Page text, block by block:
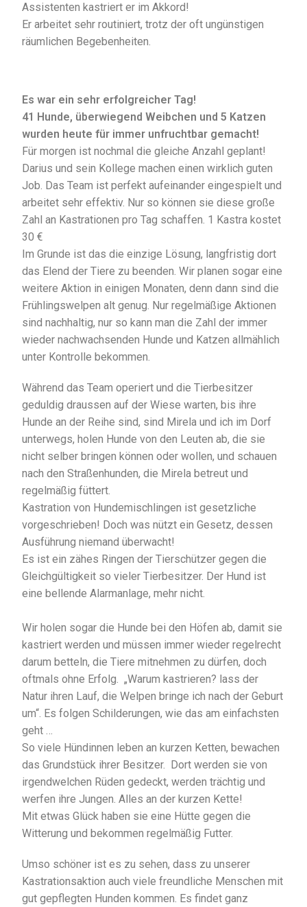
Assistenten kastriert er im Akkord!
Er arbeitet sehr routiniert, trotz der oft ungünstigen
räumlichen Begebenheiten.
Es war ein sehr erfolgreicher Tag!
41 Hunde, überwiegend Weibchen und 5 Katzen
wurden heute für immer unfruchtbar gemacht!
Für morgen ist nochmal die gleiche Anzahl geplant!
Darius und sein Kollege machen einen wirklich guten
Job. Das Team ist perfekt aufeinander eingespielt und
arbeitet sehr effektiv. Nur so können sie diese große
Zahl an Kastrationen pro Tag schaffen. 1 Kastra kostet
30 €
Im Grunde ist das die einzige Lösung, langfristig dort
das Elend der Tiere zu beenden. Wir planen sogar eine
weitere Aktion in einigen Monaten, denn dann sind die
Frühlingswelpen alt genug. Nur regelmäßige Aktionen
sind nachhaltig, nur so kann man die Zahl der immer
wieder nachwachsenden Hunde und Katzen allmählich
unter Kontrolle bekommen.
Während das Team operiert und die Tierbesitzer
geduldig draussen auf der Wiese warten, bis ihre
Hunde an der Reihe sind, sind Mirela und ich im Dorf
unterwegs, holen Hunde von den Leuten ab, die sie
nicht selber bringen können oder wollen, und schauen
nach den Straßenhunden, die Mirela betreut und
regelmäßig füttert.
Kastration von Hundemischlingen ist gesetzliche
vorgeschrieben! Doch was nützt ein Gesetz, dessen
Ausführung niemand überwacht!
Es ist ein zähes Ringen der Tierschützer gegen die
Gleichgültigkeit so vieler Tierbesitzer. Der Hund ist
eine bellende Alarmanlage, mehr nicht.
Wir holen sogar die Hunde bei den Höfen ab, damit sie
kastriert werden und müssen immer wieder regelrecht
darum betteln, die Tiere mitnehmen zu dürfen, doch
oftmals ohne Erfolg. „Warum kastrieren? lass der
Natur ihren Lauf, die Welpen bringe ich nach der Geburt
um“. Es folgen Schilderungen, wie das am einfachsten
geht …
So viele Hündinnen leben an kurzen Ketten, bewachen
das Grundstück ihrer Besitzer. Dort werden sie von
irgendwelchen Rüden gedeckt, werden trächtig und
werfen ihre Jungen. Alles an der kurzen Kette!
Mit etwas Glück haben sie eine Hütte gegen die
Witterung und bekommen regelmäßig Futter.
Umso schöner ist es zu sehen, dass zu unserer
Kastrationsaktion auch viele freundliche Menschen mit
gut gepflegten Hunden kommen. Es findet ganz